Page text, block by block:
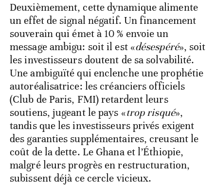
Deuxièmement, cette dynamique alimente
un effet de signal négatif. Un financement
souverain qui émet à 10 % envoie un
message ambigu: soit il est «désespéré», soit
les investisseurs doutent de sa solvabilité.
Une ambiguïté qui enclenche une prophétie
autoréalisatrice: les créanciers officiels
(Club de Paris, FMI) retardent leurs
soutiens, jugeant le pays «trop risqué»,
tandis que les investisseurs privés exigent
des garanties supplémentaires, creusant le
coût de la dette. Le Ghana et l’Éthiopie,
malgré leurs progrès en restructuration,
subissent déjà ce cercle vicieux.